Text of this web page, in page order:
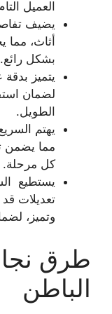
العميل
يضيف
أثاث،
بشكل رائع.
يتميز
لضمان
الطويل.
يهتم
مما يضمن
كل مرحلة.
يستطيع
تعديلات
وتميز،
طرق
الباطن